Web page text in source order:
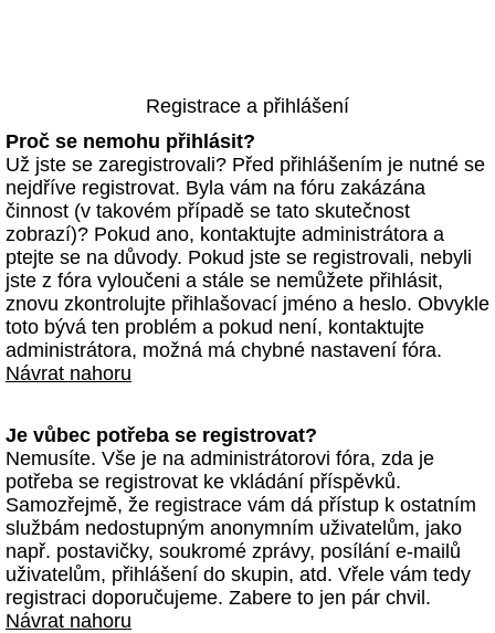
Registrace a přihlášení
Proč se nemohu přihlásit?
Už jste se zaregistrovali? Před přihlášením je nutné se
nejdříve registrovat. Byla vám na fóru zakázána
činnost (v takovém případě se tato skutečnost
zobrazí)? Pokud ano, kontaktujte administrátora a
ptejte se na důvody. Pokud jste se registrovali, nebyli
jste z fóra vyloučeni a stále se nemůžete přihlásit,
znovu zkontrolujte přihlašovací jméno a heslo. Obvykle
toto bývá ten problém a pokud není, kontaktujte
administrátora, možná má chybné nastavení fóra.
Návrat nahoru
Je vůbec potřeba se registrovat?
Nemusíte. Vše je na administrátorovi fóra, zda je
potřeba se registrovat ke vkládání příspěvků.
Samozřejmě, že registrace vám dá přístup k ostatním
službám nedostupným anonymním uživatelům, jako
např. postavičky, soukromé zprávy, posílání e-mailů
uživatelům, přihlášení do skupin, atd. Vřele vám tedy
registraci doporučujeme. Zabere to jen pár chvil.
Návrat nahoru